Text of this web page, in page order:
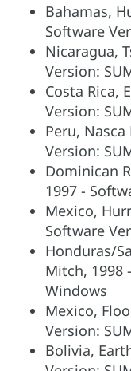
Bahamas,
Software
Nicaragua,
Version:
Costa Rica,
Version:
Peru,
Version:
Dominican
1997 -
Mexico,
Software
Honduras/
Mitch, 1998
Windows
Mexico,
Version:
Bolivia,